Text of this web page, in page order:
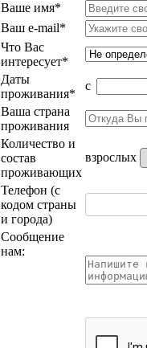
Ваше имя*
Ваш e-mail*
Что Вас
интересует*
Даты
проживания*
с
Ваша страна
проживания
Количество и
состав
проживающих
взрослых
Телефон (с
кодом страны
и города)
Сообщение
нам: